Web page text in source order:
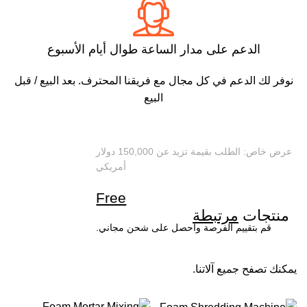
الدعم على مدار الساعة طوال أيام الأسبوع
نوفر لك الدعم في كل مجال مع فريقنا المحترف. بعد البيع / قبل
البيع
عرض خاص: الطلب بقيمة تزيد عن 150,000 دولار
أمريكي
Free
قم بتقييم الفرصة واحصل على شحن مجاني.
منتجات مرتبطة
يمكنك تصفح جميع آلاتنا.